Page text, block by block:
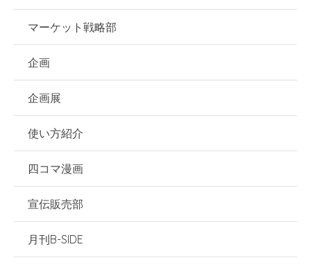
マーケット戦略部
企画
企画展
使い方紹介
四コマ漫画
宣伝販売部
月刊B-SIDE